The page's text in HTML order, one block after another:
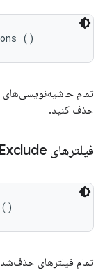
()
تمام
حذف کنید.
فیلترهای clear Exclude
()
تمام فیلترهای